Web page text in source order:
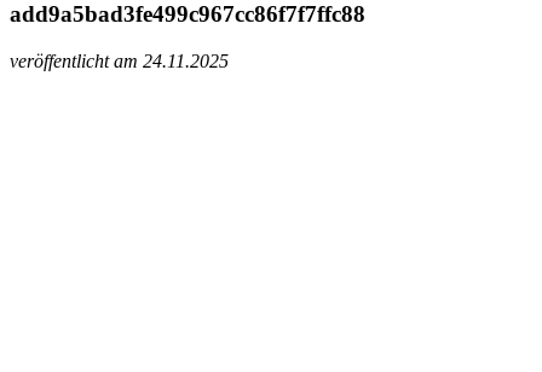
add9a5bad3fe499c967cc86f7f7ffc88
veröffentlicht am 24.11.2025